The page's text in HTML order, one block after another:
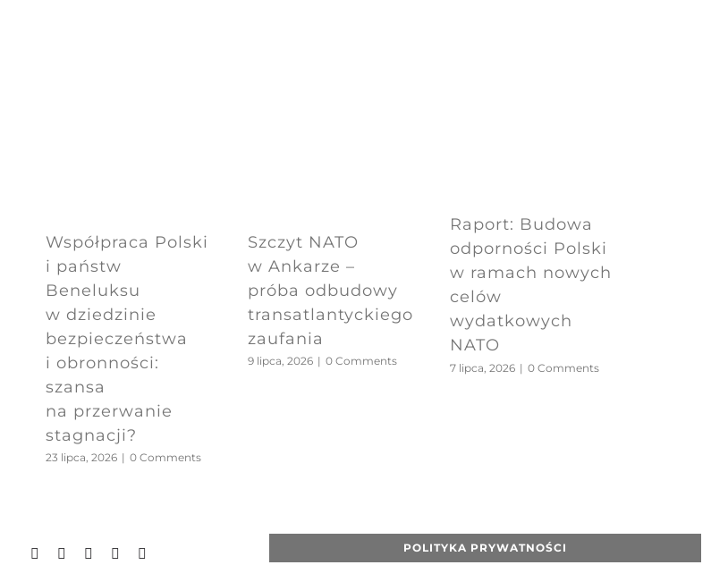
Współpraca Polski
i państw
Beneluksu
w dziedzinie
bezpieczeństwa
i obronności:
szansa
na przerwanie
stagnacji?
23 lipca, 2026 | 0 Comments
Szczyt NATO
w Ankarze –
próba odbudowy
transatlantyckiego
zaufania
9 lipca, 2026 | 0 Comments
Raport: Budowa
odporności Polski
w ramach nowych
celów
wydatkowych
NATO
7 lipca, 2026 | 0 Comments
POLITYKA PRYWATNOŚCI